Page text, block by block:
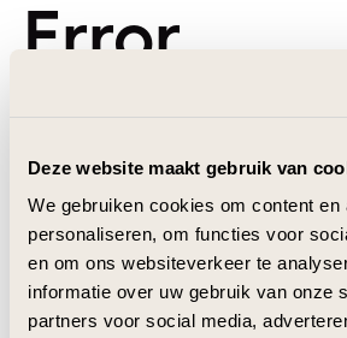
Deze website maakt gebruik van
We gebruiken cookies om content en
personaliseren, om functies voor
en om ons websiteverkeer te
informatie over uw gebruik van onze
partners voor social media,
Error